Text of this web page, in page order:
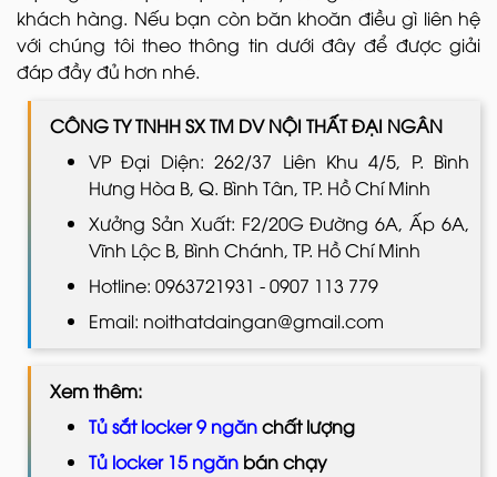
khách hàng. Nếu bạn còn băn khoăn điều gì liên hệ
với chúng tôi theo thông tin dưới đây để được giải
đáp đầy đủ hơn nhé.
CÔNG TY TNHH SX TM DV NỘI THẤT ĐẠI NGÂN
VP Đại Diện: 262/37 Liên Khu 4/5, P. Bình
Hưng Hòa B, Q. Bình Tân, TP. Hồ Chí Minh
Xưởng Sản Xuất: F2/20G Đường 6A, Ấp 6A,
Vĩnh Lộc B, Bình Chánh, TP. Hồ Chí Minh
Hotline: 0963721931 - 0907 113 779
Email: noithatdaingan@gmail.com
Xem thêm:
Tủ sắt locker 9 ngănchất lượng
Tủ locker 15 ngăn bán chạy